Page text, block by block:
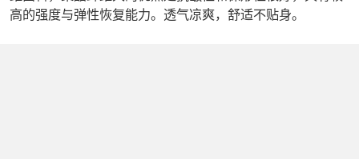
高的强度与弹性恢复能力。透气凉爽，舒适不贴身。